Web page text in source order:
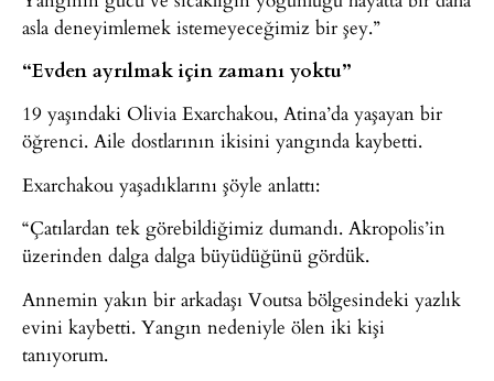
asla deneyimlemek istemeyeceğimiz bir şey.”
“Evden ayrılmak için zamanı yoktu”
19 yaşındaki Olivia Exarchakou, Atina’da yaşayan bir
öğrenci. Aile dostlarının ikisini yangında kaybetti.
Exarchakou yaşadıklarını şöyle anlattı:
“Çatılardan tek görebildiğimiz dumandı. Akropolis’in
üzerinden dalga dalga büyüdüğünü gördük.
Annemin yakın bir arkadaşı Voutsa bölgesindeki yazlık
evini kaybetti. Yangın nedeniyle ölen iki kişi
tanıyorum.